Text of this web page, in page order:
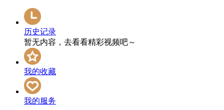
历史记录
暂无内容，去看看精彩视频吧～
我的收藏
我的服务